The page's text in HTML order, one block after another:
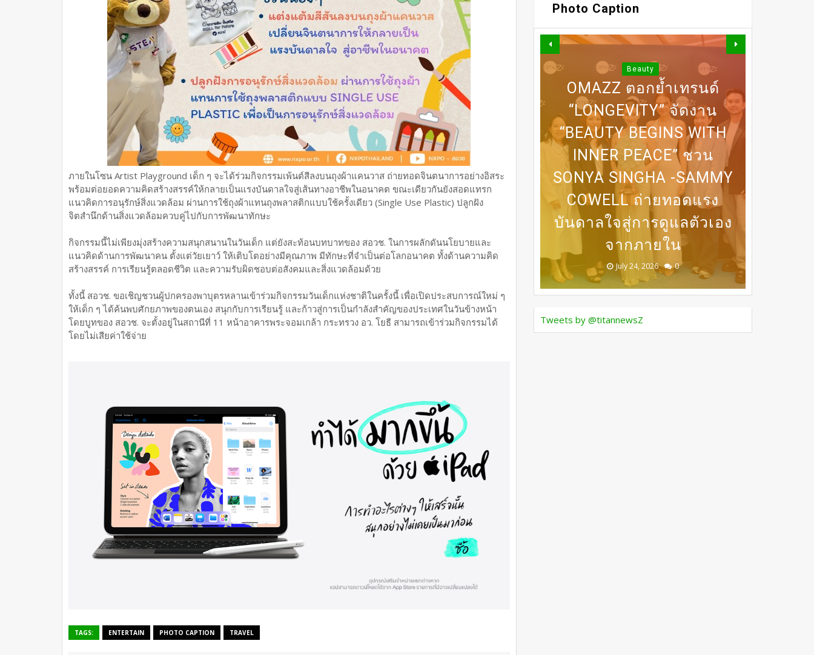
ภายในโซน Artist Playground เด็ก ๆ จะได้ร่วมกิจกรรมเพ้นต์สีลงบนถุงผ้าแคนวาส ถ่ายทอดจินตนาการอย่างอิสระ
พร้อมต่อยอดความคิดสร้างสรรค์ให้กลายเป็นแรงบันดาลใจสู่เส้นทางอาชีพในอนาคต ขณะเดียวกันยังสอดแทรก
แนวคิดการอนุรักษ์สิ่งแวดล้อม ผ่านการใช้ถุงผ้าแทนถุงพลาสติกแบบใช้ครั้งเดียว (Single Use Plastic) ปลูกฝัง
จิตสำนึกด้านสิ่งแวดล้อมควบคู่ไปกับการพัฒนาทักษะ
กิจกรรมนี้ไม่เพียงมุ่งสร้างความสนุกสนานในวันเด็ก แต่ยังสะท้อนบทบาทของ สอวช. ในการผลักดันนโยบายและ
แนวคิดด้านการพัฒนาคน ตั้งแต่วัยเยาว์ ให้เติบโตอย่างมีคุณภาพ มีทักษะที่จำเป็นต่อโลกอนาคต ทั้งด้านความคิด
สร้างสรรค์ การเรียนรู้ตลอดชีวิต และความรับผิดชอบต่อสังคมและสิ่งแวดล้อมด้วย
ทั้งนี้ สอวช. ขอเชิญชวนผู้ปกครองพาบุตรหลานเข้าร่วมกิจกรรมวันเด็กแห่งชาติในครั้งนี้ เพื่อเปิดประสบการณ์ใหม่ ๆ
ให้เด็ก ๆ ได้ค้นพบศักยภาพของตนเอง สนุกกับการเรียนรู้ และก้าวสู่การเป็นกำลังสำคัญของประเทศในวันข้างหน้า
โดยบูทของ สอวช. จะตั้งอยู่ในสถานีที่ 11 หน้าอาคารพระจอมเกล้า กระทรวง อว. โยธี สามารถเข้าร่วมกิจกรรมได้
โดยไม่เสียค่าใช้จ่าย
TAGS: ENTERTAIN PHOTO CAPTION TRAVEL
Photo Caption
BEDO เดินหน้าจัดกิจกรรม
เจรจาธุรกิจ “BIO TRADE
CONNECT 2026”
August 05, 2026 0
31 ก.ค เที่ยงตรง กดบัตรให้
ทันนะเพื่อน โปรฯเสือ
คำราม 990บาท ราคาเต็ม
1,800บาท
July 30, 2026 0
DERMASTER X MENTOR
เปิดเวที MASTERCLASS
นานาชาติ​ แลกเปลี่ยนองค์
ความรู้ด้านศัลยกรรมความ
งาม
July 24, 2026 0
Beauty
OMAZZ ตอกย้ำเทรนด์
“LONGEVITY” จัดงาน
“BEAUTY BEGINS WITH
INNER PEACE” ชวน
SONYA SINGHA -​SAMMY
COWELL ถ่ายทอดแรง
บันดาลใจสู่การดูแลตัวเอง
จากภายใน
July 24, 2026 0
DERMASTER เปิดเวทีแลก
เปลี่ยนความเชี่ยวชาญด้าน
ศัลยกรรมระดับนานาชาติ
July 24, 2026 0
Tweets by @titannewsZ